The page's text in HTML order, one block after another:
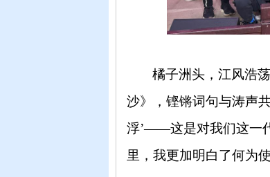
橘子洲头，江风浩
沙》，铿锵词句与涛声
浮’——这是对我们这一
里，我更加明白了何为